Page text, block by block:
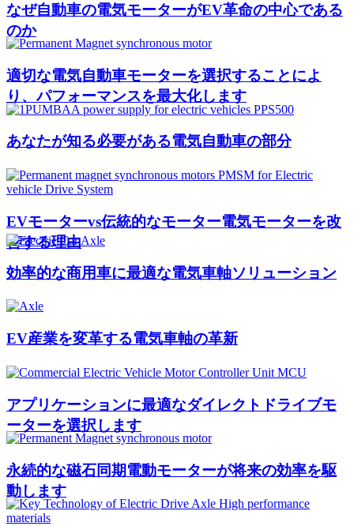
なぜ自動車の電気モーターがEV革命の中心である
のか
適切な電気自動車モーターを選択することによ
り、パフォーマンスを最大化します
あなたが知る必要がある電気自動車の部分
EVモーターvs伝統的なモーター電気モーターを改
善する理由
効率的な商用車に最適な電気車軸ソリューション
EV産業を変革する電気車軸の革新
アプリケーションに最適なダイレクトドライブモ
ーターを選択します
永続的な磁石同期電動モーターが将来の効率を駆
動します